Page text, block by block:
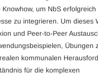
um NbS erfolgreich
zu integrieren. Um dieses
und Peer-to-Peer
Übungen
kommunalen
für die komplexen